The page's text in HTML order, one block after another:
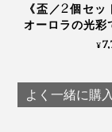
外から見るとオ
ビールの色が反
がほとんどの
い」特徴を持
おいしい、美
《盃／2個セッ
オーロラの光彩
福を、まろやか
ーティンググラ
PROGRESS プロ
¥
よく一緒に購